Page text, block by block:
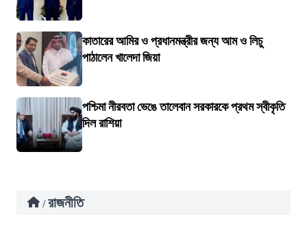
কাতারের আমির ও প্রধানমন্ত্রীর জন্য আম ও লিচু
পাঠালেন খালেদা জিয়া
পশ্চিমা নীরবতা ভেঙে তালেবান সরকারকে প্রথম স্বীকৃতি
দিল রাশিয়া
/ রাজনীতি